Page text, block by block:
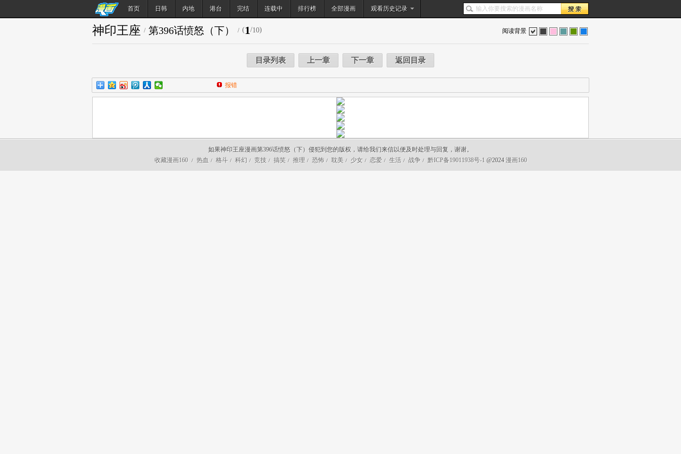
首页 日韩 内地 港台 完结 连载中 排行榜 全部漫画 观看历史记录
搜索
阅读背景
神印王座 / 第396话愤怒（下） / (1/10)
目录列表 上一章 下一章 返回目录
报错
如果神印王座漫画第396话愤怒（下）侵犯到您的版权，请给我们来信以便及时处理与回复，谢谢。
收藏漫画160
/ 热血 / 格斗 / 科幻 / 竞技 / 搞笑 / 推理 / 恐怖 / 耽美 / 少女 / 恋爱 / 生活 / 战争 / 黔ICP备19011938号-1 @2024 漫画160